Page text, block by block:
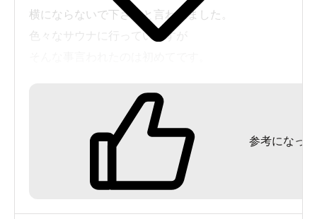
横にならないで下さいと言われました。
色々なサウナに行っていますが
にありますし、そんな注意事項は
どこにも書いてありません！
そんな自由にリラックス出来ない温泉は
とても、気分が悪いです。
参考になった